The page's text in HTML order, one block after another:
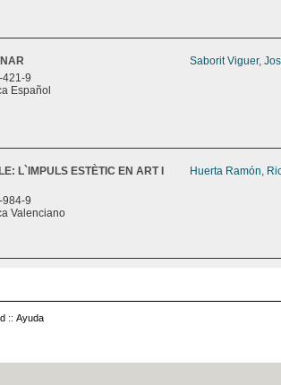
421-9
Español
Saborit Viguer,
L`IMPULS ESTÈTIC EN ART I
984-9
Valenciano
Huerta Ramón,
:: Ayuda